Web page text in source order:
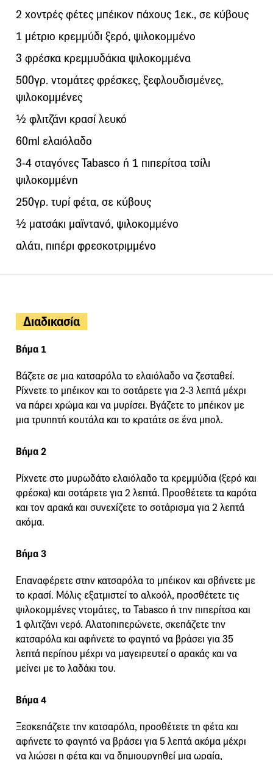
2 χοντρές φέτες μπέικον πάχους 1εκ., σε κύβους
1 μέτριο κρεμμύδι ξερό, ψιλοκομμένο
3 φρέσκα κρεμμυδάκια ψιλοκομμένα
500γρ. ντομάτες φρέσκες, ξεφλουδισμένες,
ψιλοκομμένες
½ φλιτζάνι κρασί λευκό
60ml ελαιόλαδο
3-4 σταγόνες Tabasco ή 1 πιπερίτσα τσίλι
ψιλοκομμένη
250γρ. τυρί φέτα, σε κύβους
½ ματσάκι μαϊντανό, ψιλοκομμένο
αλάτι, πιπέρι φρεσκοτριμμένο
Διαδικασία
Βήμα 1
Βάζετε σε μια κατσαρόλα το ελαιόλαδο να ζεσταθεί.
Ρίχνετε το μπέικον και το σοτάρετε για 2-3 λεπτά μέχρι
να πάρει χρώμα και να μυρίσει. Βγάζετε το μπέικον με
μια τρυπητή κουτάλα και το κρατάτε σε ένα μπολ.
Βήμα 2
Ρίχνετε στο μυρωδάτο ελαιόλαδο τα κρεμμύδια (ξερό και
φρέσκα) και σοτάρετε για 2 λεπτά. Προσθέτετε τα καρότα
και τον αρακά και συνεχίζετε το σοτάρισμα για 2 λεπτά
ακόμα.
Βήμα 3
Επαναφέρετε στην κατσαρόλα το μπέικον και σβήνετε με
το κρασί. Μόλις εξατμιστεί το αλκοόλ, προσθέτετε τις
ψιλοκομμένες ντομάτες, το Tabasco ή την πιπερίτσα και
1 φλιτζάνι νερό. Αλατοπιπερώνετε, σκεπάζετε την
κατσαρόλα και αφήνετε το φαγητό να βράσει για 35
λεπτά περίπου μέχρι να μαγειρευτεί ο αρακάς και να
μείνει με το λαδάκι του.
Βήμα 4
Ξεσκεπάζετε την κατσαρόλα, προσθέτετε τη φέτα και
αφήνετε το φαγητό να βράσει για 5 λεπτά ακόμα μέχρι
να λιώσει η φέτα και να δημιουργηθεί μια ωραία,